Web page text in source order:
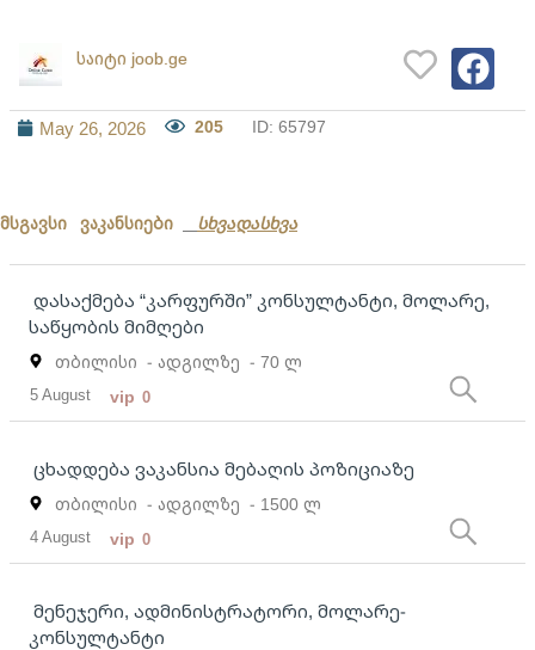
საიტი joob.ge
May 26, 2026 205 ID: 65797
მსგავსი ვაკანსიები სხვადასხვა
დასაქმება “კარფურში” კონსულტანტი, მოლარე,
საწყობის მიმღები
თბილისი - ადგილზე - 70 ლ
5 August vip 0
ცხადდება ვაკანსია მებაღის პოზიციაზე
თბილისი - ადგილზე - 1500 ლ
4 August vip 0
მენეჯერი, ადმინისტრატორი, მოლარე-
კონსულტანტი